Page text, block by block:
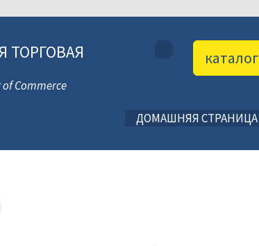
ТОРГОВАЯ
Commerce
каталог
ДОМАШНЯЯ СТРАНИЦА